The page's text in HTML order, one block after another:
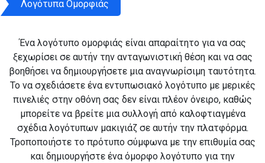
Λογότυπα Ομορφιάς
Ένα λογότυπο ομορφιάς είναι απαραίτητο για να σας
ξεχωρίσει σε αυτήν την ανταγωνιστική θέση και να σας
βοηθήσει να δημιουργήσετε μια αναγνωρίσιμη ταυτότητα.
Το να σχεδιάσετε ένα εντυπωσιακό λογότυπο με μερικές
πινελιές στην οθόνη σας δεν είναι πλέον όνειρο, καθώς
μπορείτε να βρείτε μια συλλογή από καλοφτιαγμένα
σχέδια λογότυπων μακιγιάζ σε αυτήν την πλατφόρμα.
Τροποποιήστε το πρότυπο σύμφωνα με την επιθυμία σας
και δημιουργήστε ένα όμορφο λογότυπο για την